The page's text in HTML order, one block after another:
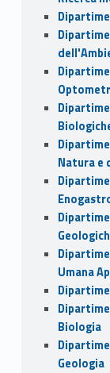
Natura e
Umana
Biologia
Geologia